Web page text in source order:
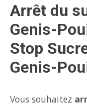
Arrêt du
Genis-
Stop
Genis-
Vous souhaitez